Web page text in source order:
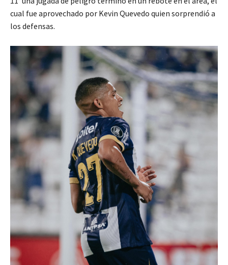
cual fue aprovechado por Kevin Quevedo quien sorprendió a
los defensas.